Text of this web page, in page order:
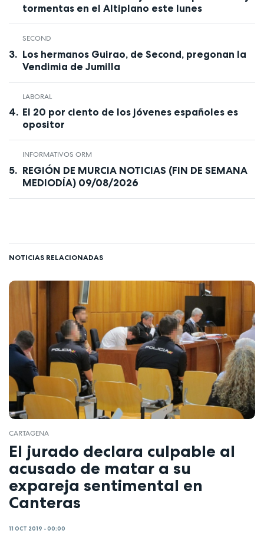
tormentas en el Altiplano este lunes
SECOND
Los hermanos Guirao, de Second, pregonan la
Vendimia de Jumilla
LABORAL
El 20 por ciento de los jóvenes españoles es
opositor
INFORMATIVOS ORM
REGIÓN DE MURCIA NOTICIAS (FIN DE SEMANA
MEDIODÍA) 09/08/2026
NOTICIAS RELACIONADAS
CARTAGENA
El jurado declara culpable al
acusado de matar a su
expareja sentimental en
Canteras
11 OCT 2019 - 00:00